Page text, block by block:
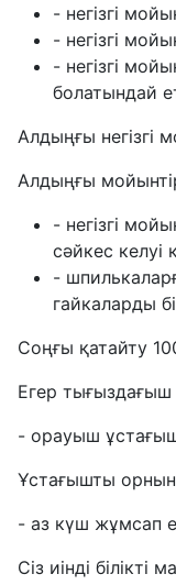
- негізгі
- негізгі
- негізгі
болатындай
Алдыңғы негізгі
Алдыңғы
- негізгі
сәйкес келуі
-
гайкаларды
Соңғы қатайту
Егер тығыздағыш
- орауыш
Ұстағышты
- аз күш жұмсап
Сіз иінді